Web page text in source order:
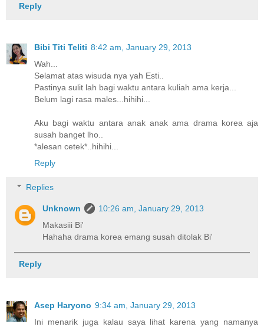
Reply
Bibi Titi Teliti 8:42 am, January 29, 2013
Wah...
Selamat atas wisuda nya yah Esti..
Pastinya sulit lah bagi waktu antara kuliah ama kerja...
Belum lagi rasa males...hihihi...
Aku bagi waktu antara anak anak ama drama korea aja
susah banget lho..
*alesan cetek*..hihihi...
Reply
Replies
Unknown
10:26 am, January 29, 2013
Makasiii Bi'
Hahaha drama korea emang susah ditolak Bi'
Reply
Asep Haryono 9:34 am, January 29, 2013
Ini menarik juga kalau saya lihat karena yang namanya